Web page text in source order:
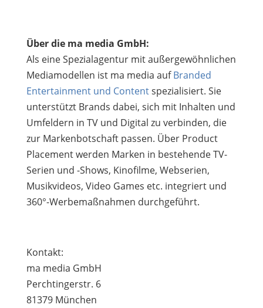
Über die ma media GmbH:
Als eine Spezialagentur mit außergewöhnlichen
Mediamodellen ist ma media aufBranded
Entertainment und Contentspezialisiert. Sie
unterstützt Brands dabei, sich mit Inhalten und
Umfeldern in TV und Digital zu verbinden, die
zur Markenbotschaft passen. Über Product
Placement werden Marken in bestehende TV-
Serien und -Shows, Kinofilme, Webserien,
Musikvideos, Video Games etc. integriert und
360°-Werbemaßnahmen durchgeführt.
Kontakt:
ma media GmbH
Perchtingerstr. 6
81379 München